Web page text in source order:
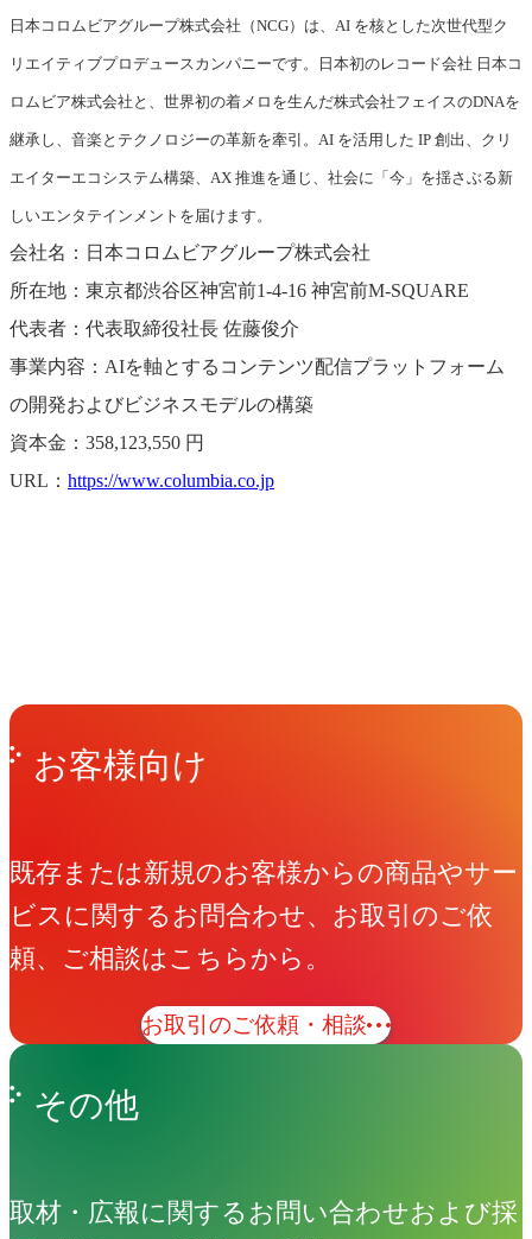
日本コロムビアグループ株式会社（NCG）は、AI を核とした次世代型ク
リエイティブプロデュースカンパニーです。日本初のレコード会社 日本コ
ロムビア株式会社と、世界初の着メロを生んだ株式会社フェイスのDNAを
継承し、音楽とテクノロジーの革新を牽引。AI を活用した IP 創出、クリ
エイターエコシステム構築、AX 推進を通じ、社会に「今」を揺さぶる新
しいエンタテインメントを届けます。
会社名：日本コロムビアグループ株式会社
所在地：東京都渋谷区神宮前1-4-16 神宮前M-SQUARE
代表者：代表取締役社長 佐藤俊介
事業内容：AIを軸とするコンテンツ配信プラットフォーム
の開発およびビジネスモデルの構築
資本金：358,123,550 円
URL： https://www.columbia.co.jp
Get in Touchお問い合わせ
お客様向け
既存または新規のお客様からの商品やサー
ビスに関するお問合わせ、お取引のご依
頼、ご相談はこちらから。
お取引のご依頼・相談
その他
取材・広報に関するお問い合わせおよび採